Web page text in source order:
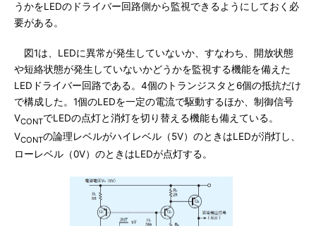
うかをLEDのドライバー回路側から監視できるようにしておく必
要がある。
図1は、LEDに異常が発生していないか、すなわち、開放状態
や短絡状態が発生していないかどうかを監視する機能を備えた
LEDドライバー回路である。4個のトランジスタと6個の抵抗だけ
で構成した。1個のLEDを一定の電流で駆動するほか、制御信号
VCONTでLEDの点灯と消灯を切り替える機能も備えている。
VCONTの論理レベルがハイレベル（5V）のときはLEDが消灯し、
ローレベル（0V）のときはLEDが点灯する。